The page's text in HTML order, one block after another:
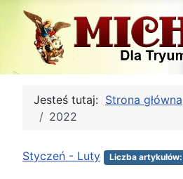
Jesteś tutaj: Strona główna
2022
Styczeń - Luty Liczba